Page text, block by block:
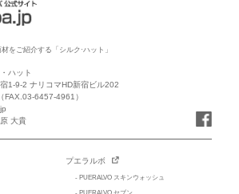
をご紹介する「シルク·ハット」
ハット
1-9-2 ナリコマHD新宿ビル202
（FAX.03-6457-4961）
大貴
プエラルボ
- PUERALVO スキンウォッシュ